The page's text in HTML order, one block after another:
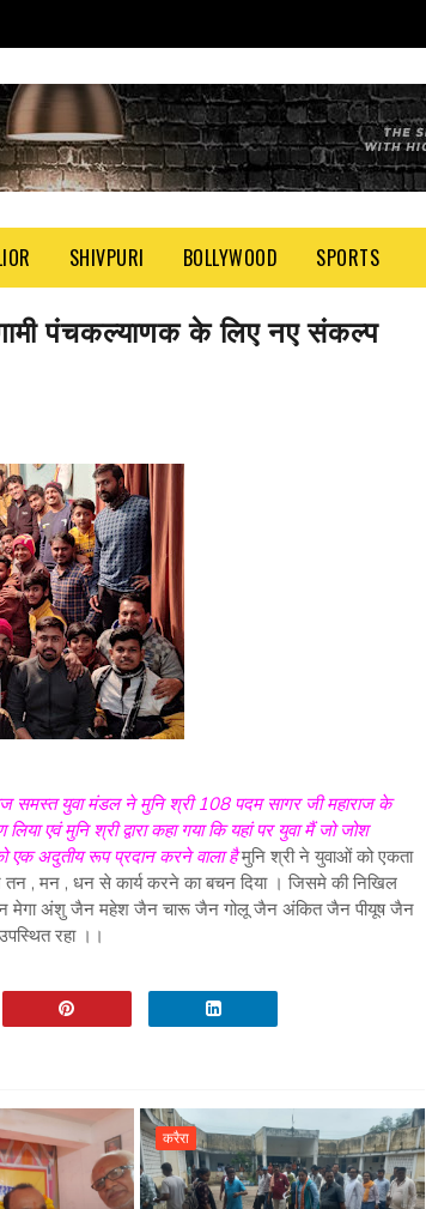
SHIVPURI BOLLYWOOD SPORTS
पंचकल्याणक के लिए नए संकल्प
समस्त युवा मंडल ने मुनि श्री 108 पदम सागर जी महाराज के
एवं मुनि श्री द्वारा कहा गया कि यहां पर युवा मैं जो जोश
एक अदुतीय रूप प्रदान करने वाला हैमुनि श्री ने युवाओं को एकता
, मन , धन से कार्य करने का बचन दिया । जिसमे की निखिल
अंशु जैन महेश जैन चारू जैन गोलू जैन अंकित जैन पीयूष जैन
रहा ।।
करैरा